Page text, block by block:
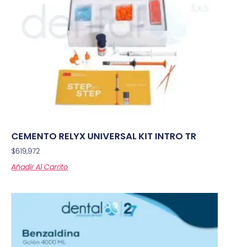
CEMENTO RELYX UNIVERSAL KIT INTRO TR
$619,972
Añadir Al Carrito